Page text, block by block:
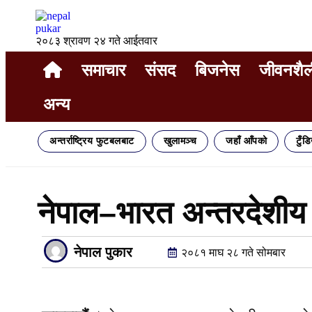
२०८३ श्रावण २४ गते आईतवार
समाचार संसद बिजनेस
अन्य
अन्तर्राष्ट्रिय फुटबलबाट खुलामञ्च जहाँ आँपको
नेपाल–भारत अन्तरदेशीय
नेपाल पुकार २०८१ माघ २८ गते सोमबार